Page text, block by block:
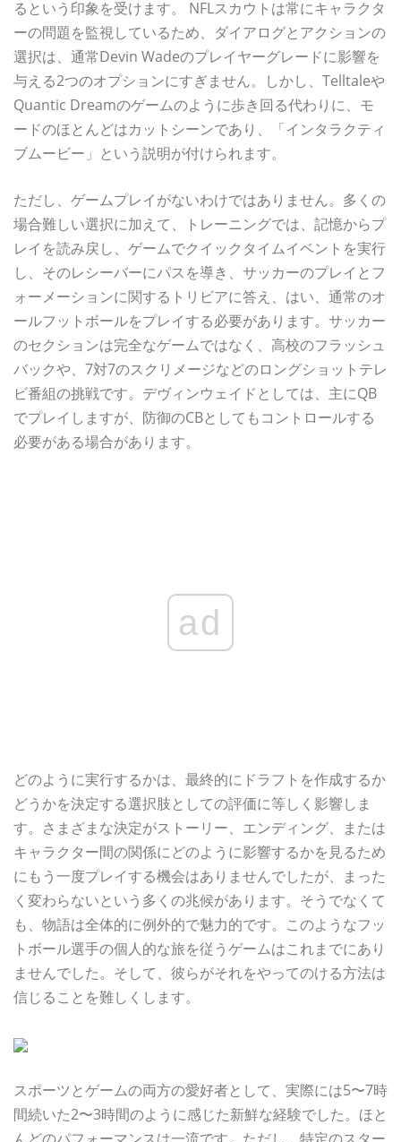
るという印象を受けます。 NFLスカウトは常にキャラクタ
ーの問題を監視しているため、ダイアログとアクションの
選択は、通常Devin Wadeのプレイヤーグレードに影響を
与える2つのオプションにすぎません。しかし、Telltaleや
Quantic Dreamのゲームのように歩き回る代わりに、モ
ードのほとんどはカットシーンであり、「インタラクティ
ブムービー」という説明が付けられます。
ただし、ゲームプレイがないわけではありません。多くの
場合難しい選択に加えて、トレーニングでは、記憶からプ
レイを読み戻し、ゲームでクイックタイムイベントを実行
し、そのレシーバーにパスを導き、サッカーのプレイとフ
ォーメーションに関するトリビアに答え、はい、通常のオ
ールフットボールをプレイする必要があります。サッカー
のセクションは完全なゲームではなく、高校のフラッシュ
バックや、7対7のスクリメージなどのロングショットテレ
ビ番組の挑戦です。デヴィンウェイドとしては、主にQB
でプレイしますが、防御のCBとしてもコントロールする
必要がある場合があります。
ad
どのように実行するかは、最終的にドラフトを作成するか
どうかを決定する選択肢としての評価に等しく影響しま
す。さまざまな決定がストーリー、エンディング、または
キャラクター間の関係にどのように影響するかを見るため
にもう一度プレイする機会はありませんでしたが、まった
く変わらないという多くの兆候があります。そうでなくて
も、物語は全体的に例外的で魅力的です。このようなフッ
トボール選手の個人的な旅を従うゲームはこれまでにあり
ませんでした。そして、彼らがそれをやってのける方法は
信じることを難しくします。
スポーツとゲームの両方の愛好者として、実際には5〜7時
間続いた2〜3時間のように感じた新鮮な経験でした。ほと